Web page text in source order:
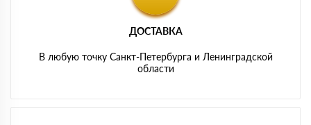
ДОСТАВКА
В любую точку Санкт-Петербурга и Ленинградской
области